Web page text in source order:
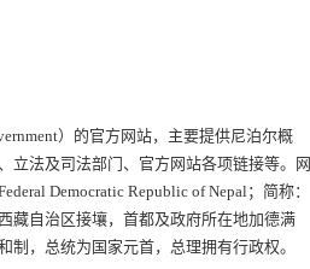
）的官方网站，主要提供尼泊尔概
立法及司法部门、官方网站各项链接等。网
Democratic Republic of Nepal；简称：
藏自治区接壤，首都及政府所在地加德满
，总统为国家元首，总理拥有行政权。